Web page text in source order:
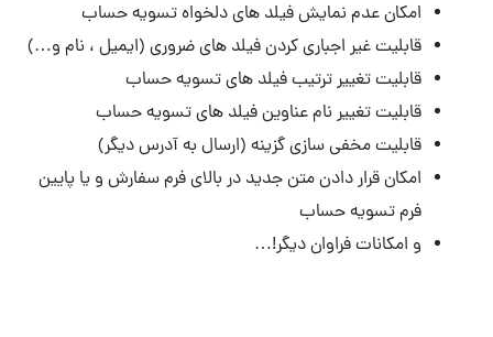
امکان عدم نمایش فیلد های دلخواه تسویه حساب
قابلیت غیر اجباری کردن فیلد های ضروری (ایمیل ، نام و…)
قابلیت تغییر ترتیب فیلد های تسویه حساب
قابلیت تغییر نام عناوین فیلد های تسویه حساب
قابلیت مخفی سازی گزینه (ارسال به آدرس دیگر)
امکان قرار دادن متن جدید در بالای فرم سفارش و یا پایین
فرم تسویه حساب
و امکانات فراوان دیگر!…